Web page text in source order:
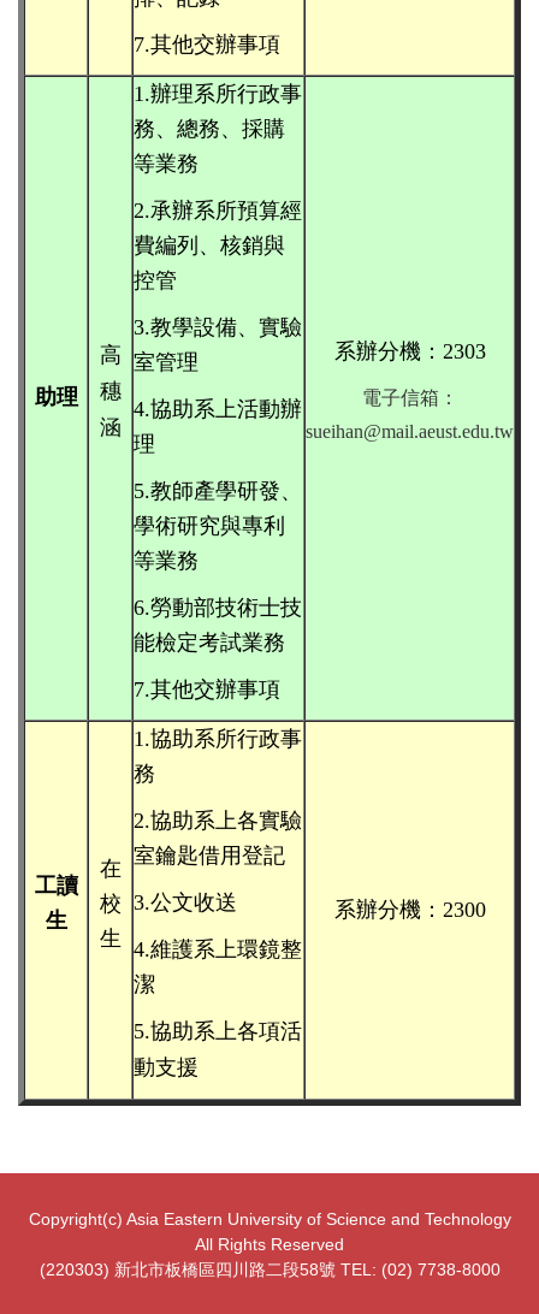
7.其他交辦事項
助理
高
穗
涵
1.辦理系所行政事
務、 總務、採購
等業務
2.承辦系所預算經
費編列、核銷與
控管
3.教學設備、實驗
室管理
4.協助系上活動辦
理
5.教師產學研發、
學術研究與專利
等業務
6.勞動部技術士技
能檢定考試業務
7.其他交辦事項
系辦分機：2303
電子信箱：
sueihan@mail.aeust.edu.tw
工讀
生
在
校
生
1.協助系所行政事
務
2.協助系上各實驗
室鑰匙借用登記
3.公文收送
4.維護系上環鏡整
潔
5.協助系上各項活
動支援
系辦分機：2300
Copyright(c) Asia Eastern University of Science and Technology
All Rights Reserved
(220303) 新北市板橋區四川路二段58號 TEL: (02) 7738-8000